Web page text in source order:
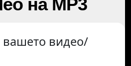
на MP3
вашето видео/